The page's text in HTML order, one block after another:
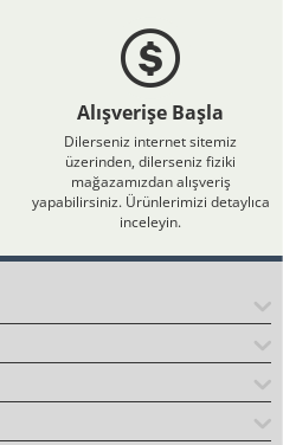
Alışverişe Başla
Dilerseniz internet sitemiz
üzerinden, dilerseniz fiziki
mağazamızdan alışveriş
yapabilirsiniz. Ürünlerimizi detaylıca
inceleyin.